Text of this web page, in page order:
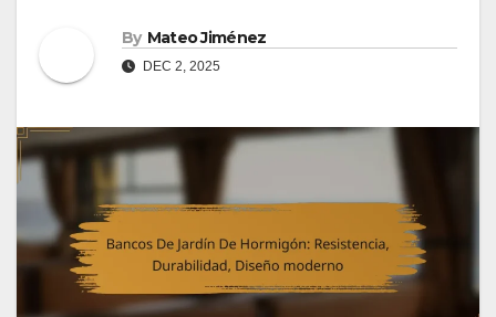
By Mateo Jiménez
DEC 2, 2025